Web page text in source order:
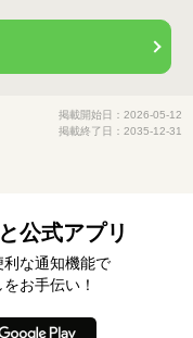
掲載開始日：2026-05-12
掲載終了日：2035-12-31
公式アプリ
な通知機能で
お手伝い！